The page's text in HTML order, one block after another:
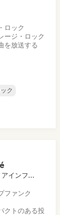
ロック
ージ・ロック
を放送する
ク
ソーシャルメディアインフルエンサー
ファンク
クトのある投